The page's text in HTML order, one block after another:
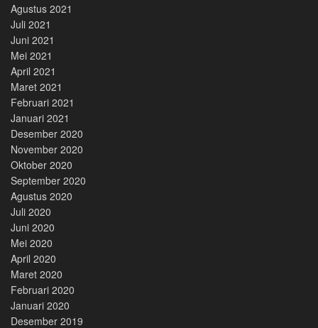
Agustus 2021
Juli 2021
Juni 2021
Mei 2021
April 2021
Maret 2021
Februari 2021
Januari 2021
Desember 2020
November 2020
Oktober 2020
September 2020
Agustus 2020
Juli 2020
Juni 2020
Mei 2020
April 2020
Maret 2020
Februari 2020
Januari 2020
Desember 2019